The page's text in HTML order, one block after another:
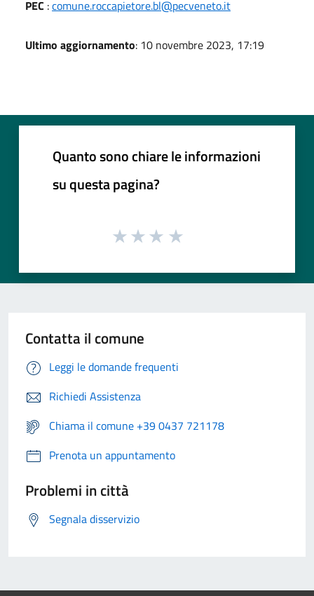
PEC :comune.roccapietore.bl@pecveneto.it
Ultimo aggiornamento: 10 novembre 2023, 17:19
Quanto sono chiare le informazioni
su questa pagina?
Contatta il comune
Leggi le domande frequenti
Richiedi Assistenza
Chiama il comune +39 0437 721178
Prenota un appuntamento
Problemi in città
Segnala disservizio